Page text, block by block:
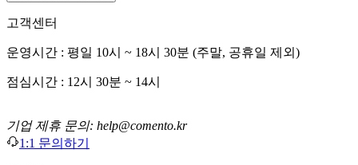
고객센터
운영시간 : 평일 10시 ~ 18시 30분 (주말, 공휴일 제외)
점심시간 : 12시 30분 ~ 14시
기업 제휴 문의: help@comento.kr
1:1 문의하기